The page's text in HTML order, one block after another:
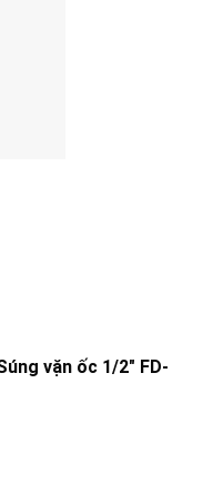
vặn ốc 1/2″ FD-